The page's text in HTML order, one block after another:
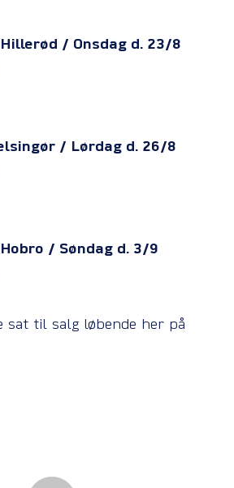
/ Onsdag d. 23/8
/ Lørdag d. 26/8
/ Søndag d. 3/9
sat til salg løbende her på